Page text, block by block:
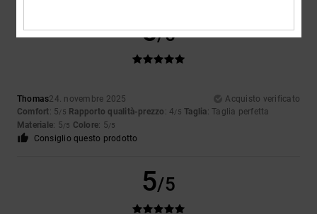
5/5
Thomas24. novembre 2025
Acquisto verificato
Comfort: 5/5 Rapporto qualità-prezzo : 4/5 Taglia: Taglia perfetta
Materiale: 5/5 Colore: 5/5
Consiglio questo prodotto
5/5